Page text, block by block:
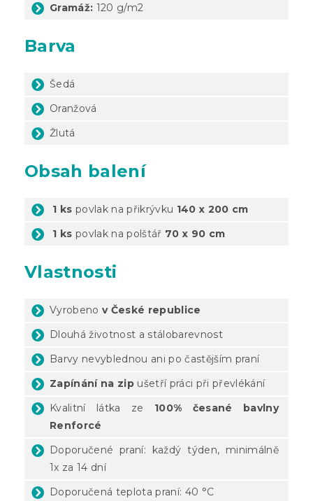
Gramáž: 120 g/m2
Barva
Šedá
Oranžová
Žlutá
Obsah balení
1 ks povlak na přikrývku 140 x 200 cm
1 ks povlak na polštář 70 x 90 cm
Vlastnosti
Vyrobeno v České republice
Dlouhá životnost a stálobarevnost
Barvy nevyblednou ani po častějším praní
Zapínání na zip ušetří práci při převlékání
Kvalitní látka ze 100% česané bavlny
Renforcé
Doporučené praní: každý týden, minimálně
1x za 14 dní
Doporučená teplota praní: 40 °C